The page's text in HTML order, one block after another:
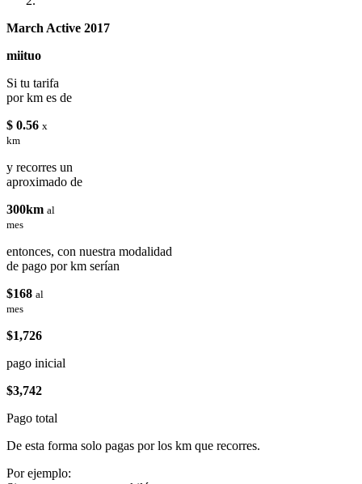
March Active 2017
miituo
Si tu tarifa
por km es de
$ 0.56 x
km
y recorres un
aproximado de
300km al
mes
entonces, con nuestra modalidad
de pago por km serían
$168 al
mes
$1,726
pago inicial
$3,742
Pago total
De esta forma solo pagas por los km que recorres.
Por ejemplo: